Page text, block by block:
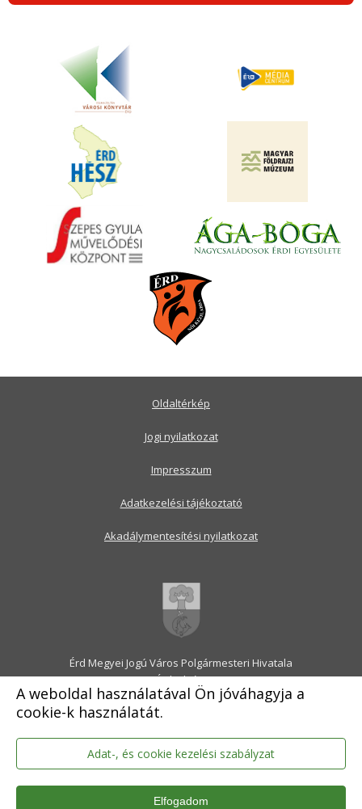
A weboldal használatával Ön jóváhagyja a
cookie-k használatát.
Adat-, és cookie kezelési szabályzat
Elfogadom
Érd Megyei Jogú Város Polgármesteri Hivatala
2030 Érd, Alsó utca 1.
Levélcím: 2031 Érd, Pf.: 31
E-mail:onkormanyzat@erd.hu
Telefonközpont:06-23-522-300
Ügyfélszolgálat:06-23-522-301
Hivatali Kapu: ERDPH
KRID szám: 707189964
Oldaltérkép
Jogi nyilatkozat
Impresszum
Adatkezelési tájékoztató
Akadálymentesítési nyilatkozat